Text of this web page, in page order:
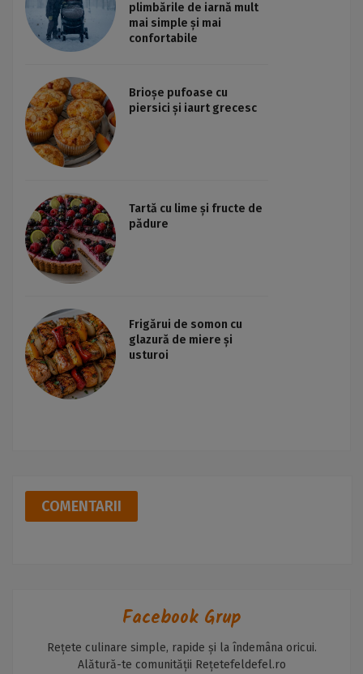
plimbările de iarnă mult
mai simple și mai
confortabile
Brioșe pufoase cu
piersici și iaurt grecesc
Tartă cu lime și fructe de
pădure
Frigărui de somon cu
glazură de miere și
usturoi
COMENTARII
Facebook Grup
Rețete culinare simple, rapide și la îndemâna oricui.
Alătură-te comunității Rețetefeldefel.ro